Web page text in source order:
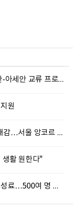
성신여대, 한국·태국·베트남 대학생 연합 '한-아세안 교류 프로그램' 마쳐
원
[공연 소식] 박재범, 전방위적 아티스트 존재감…서울 앙코르 콘서트 기대 포인트 셋
활 원한다"
동국대, 전국 순회 '2026 학부모 대입 연수' 성료…500여 명 참석